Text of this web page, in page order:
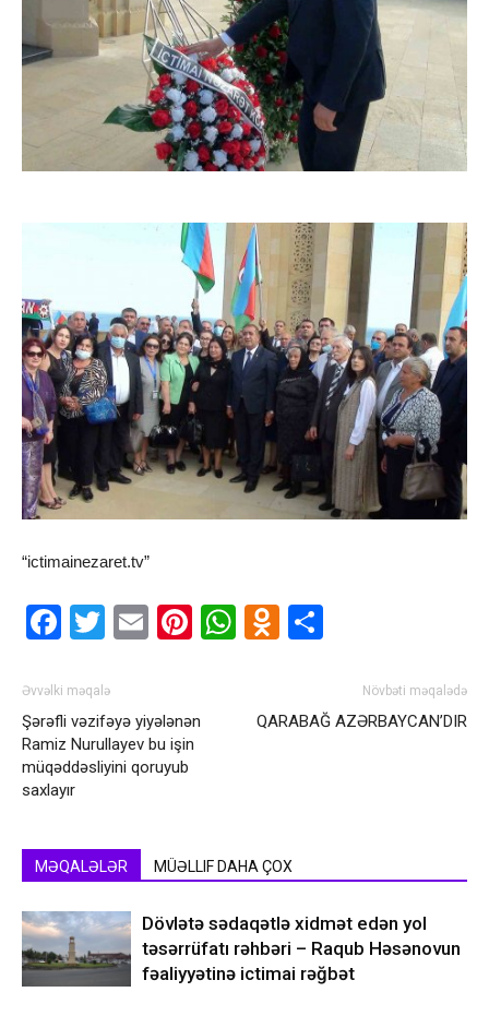
“ictimainezaret.tv”
Facebook
Twitter
EmailPinterest
WhatsApp
Əvvəlki məqalə
Şərəfli vəzifəyə yiyələnən
Ramiz Nurullayev bu işin
müqəddəsliyini qoruyub
saxlayır
Növbəti məqalədə
QARABAĞ AZƏRBAYCAN’DIR
MƏQALƏLƏR MÜƏLLIF DAHA ÇOX
Dövlətə sədaqətlə xidmət edən yol
təsərrüfatı rəhbəri – Raqub Həsənovun
fəaliyyətinə ictimai rəğbət